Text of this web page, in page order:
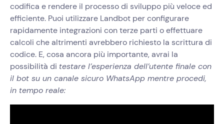
codifica e rendere il processo di sviluppo più veloce ed
efficiente. Puoi utilizzare Landbot per configurare
rapidamente integrazioni con terze parti o effettuare
calcoli che altrimenti avrebbero richiesto la scrittura di
codice. E, cosa ancora più importante, avrai la
possibilità di testare l’esperienza dell’utente finale con
il bot su un canale sicuro WhatsApp mentre procedi,
in tempo reale: